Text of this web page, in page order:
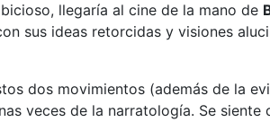
llegaría al cine de la mano de
sus ideas retorcidas y visiones
dos movimientos (además de la
veces de la narratología. Se